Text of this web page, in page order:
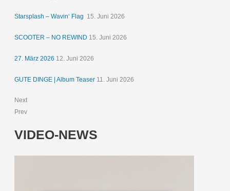
Starsplash – Wavin‘ Flag 15. Juni 2026
SCOOTER – NO REWIND 15. Juni 2026
27. März 2026 12. Juni 2026
GUTE DINGE | Album Teaser 11. Juni 2026
Next
Prev
VIDEO-NEWS